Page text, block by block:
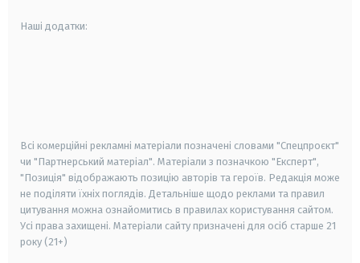
Наші додатки:
Всі комерційні рекламні матеріали позначені словами "Спецпроєкт"
чи "Партнерський матеріал". Матеріали з позначкою "Експерт",
"Позиція" відображають позицію авторів та героїв. Редакція може
не поділяти їхніх поглядів. Детальніше щодо реклами та правил
цитування можна ознайомитись в правилах користування сайтом.
Усі права захищені. Матеріали сайту призначені для осіб старше 21
року (21+)